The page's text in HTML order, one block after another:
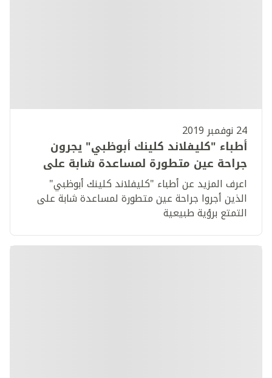
24 نوفمبر 2019
أطباء "كليفلاند كلينك أبوظبي" يجرون
جراحة عين متطورة لمساعدة شابة على
التمتع برؤية طبيعية
اعرف المزيد عن أطباء "كليفلاند كلينك أبوظبي"
الذين أجروا جراحة عين متطورة لمساعدة شابة على
التمتع برؤية طبيعية